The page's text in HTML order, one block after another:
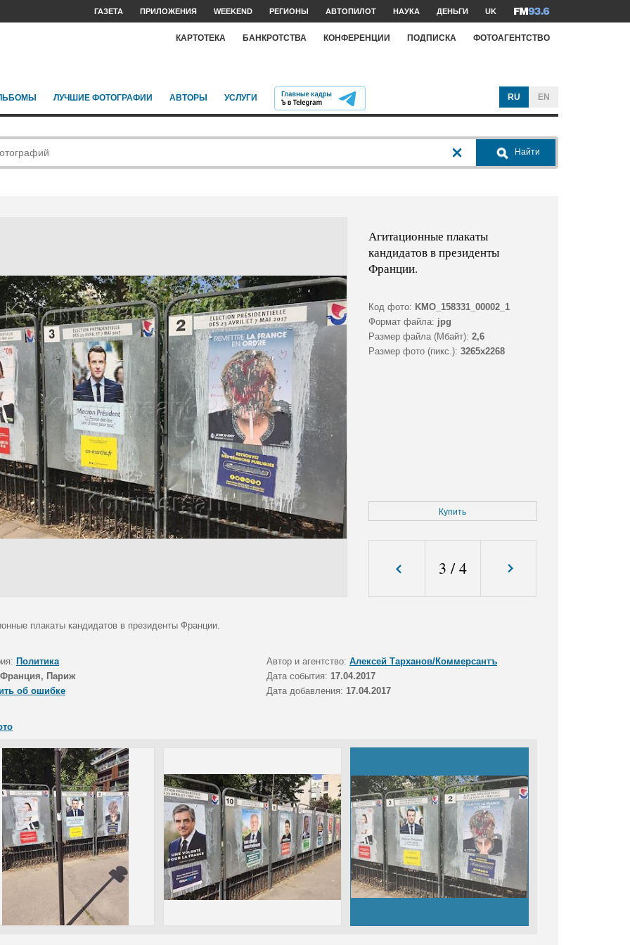
ГАЗЕТА ПРИЛОЖЕНИЯ WEEKEND РЕГИОНЫ АВТОПИЛОТ НАУКА ДЕНЬГИ UK
КАРТОТЕКА БАНКРОТСТВА КОНФЕРЕНЦИИ ПОДПИСКА ФОТОАГЕНТСТВО
ЛУЧШИЕ ФОТОГРАФИИ АВТОРЫ УСЛУГИ RU EN
Найти
Агитационные плакаты
кандидатов в президенты
Франции.
Код фото: KMO_158331_00002_1
Формат файла: jpg
Размер файла (Мбайт): 2,6
Размер фото (пикс.): 3265x2268
Купить
3 /4
плакаты кандидатов в президенты Франции.
Политика Автор и агентство: Алексей Тарханов/Коммерсантъ
Франция, Париж Дата события: 17.04.2017
об ошибке
Дата добавления: 17.04.2017